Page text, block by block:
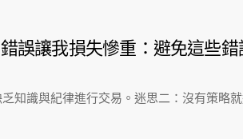
誤讓我損失慘重：避免這些
知識與紀律進行交易。迷思二：沒有策略